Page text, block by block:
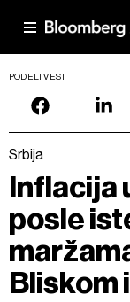
PODELI VEST
Srbija
Inflacija
posle
Bliskom